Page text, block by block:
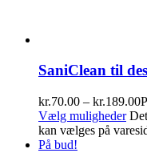
SaniClean til
kr.70.00 – kr.189.00
Vælg muligheder
kan vælges på
På bud!